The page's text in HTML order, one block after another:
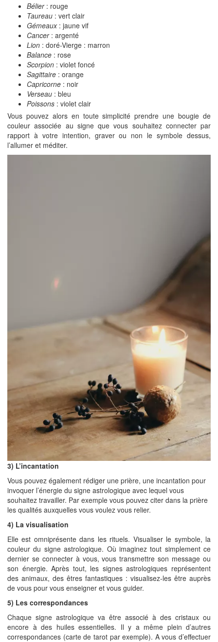
Bélier : rouge
Taureau : vert clair
Gémeaux: jaune vif
Cancer: argenté
Lion : doré-Vierge : marron
Balance : rose
Scorpion : violet foncé
Sagittaire : orange
Capricorne : noir
Verseau : bleu
Poissons : violet clair
Vous pouvez alors en toute simplicité prendre une bougie de
couleur associée au signe que vous souhaitez connecter par
rapport à votre intention, graver ou non le symbole dessus,
l’allumer et méditer.
3) L’incantation
Vous pouvez également rédiger une prière, une incantation pour
invoquer l’énergie du signe astrologique avec lequel vous
souhaitez travailler. Par exemple vous pouvez citer dans la prière
les qualités auxquelles vous voulez vous relier.
4) La visualisation
Elle est omniprésente dans les rituels. Visualiser le symbole, la
couleur du signe astrologique. Où imaginez tout simplement ce
dernier se connecter à vous, vous transmettre son message ou
son énergie. Après tout, les signes astrologiques représentent
des animaux, des êtres fantastiques : visualisez-les être auprès
de vous pour vous enseigner et vous guider.
5) Les correspondances
Chaque signe astrologique va être associé à des cristaux ou
encore à des huiles essentielles. Il y a même plein d’autres
correspondances (carte de tarot par exemple). A vous d’effectuer